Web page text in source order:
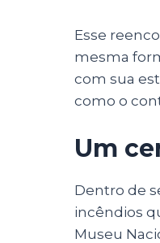
Esse
mesma
com sua
como o
Um
Dentro de
incêndios
Museu